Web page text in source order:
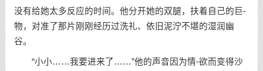
没有给她太多反应的时间。他分开她的双腿，扶着自己的巨-
物，对准了那片刚刚经历过洗礼、依旧泥泞不堪的湿润幽
谷。
“小小……我要进来了……”他的声音因为情-欲而变得沙